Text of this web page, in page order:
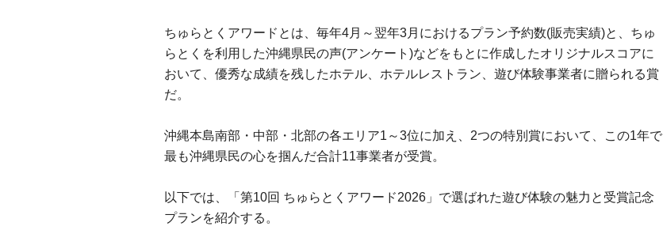
ちゅらとくアワードとは、毎年4月～翌年3月におけるプラン予約数(販売実績)と、ちゅ
らとくを利用した沖縄県民の声(アンケート)などをもとに作成したオリジナルスコアに
おいて、優秀な成績を残したホテル、ホテルレストラン、遊び体験事業者に贈られる賞
だ。
沖縄本島南部・中部・北部の各エリア1～3位に加え、2つの特別賞において、この1年で
最も沖縄県民の心を掴んだ合計11事業者が受賞。
以下では、「第10回 ちゅらとくアワード2026」で選ばれた遊び体験の魅力と受賞記念
プランを紹介する。